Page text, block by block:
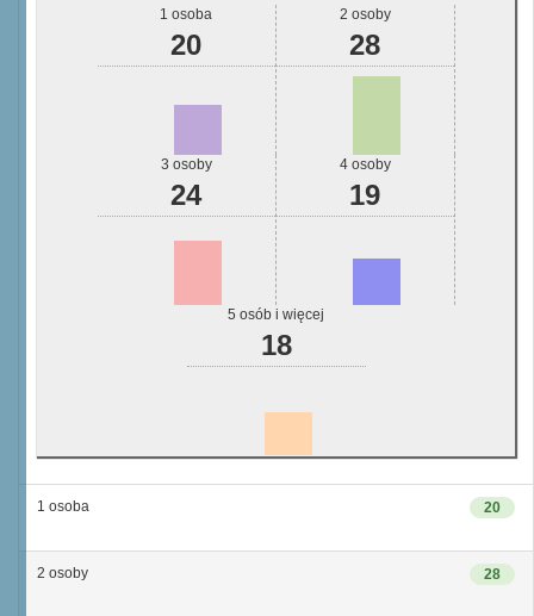
1 osoba
20
2 osoby
28
3 osoby
24
4 osoby
19
5 osób i więcej
18
20
1 osoba
28
2 osoby